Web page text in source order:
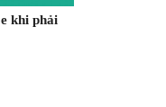
khi phải